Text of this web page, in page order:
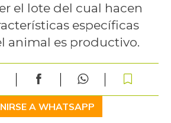
el lote del cual hacen
específicas
animal es productivo.
A WHATSAPP